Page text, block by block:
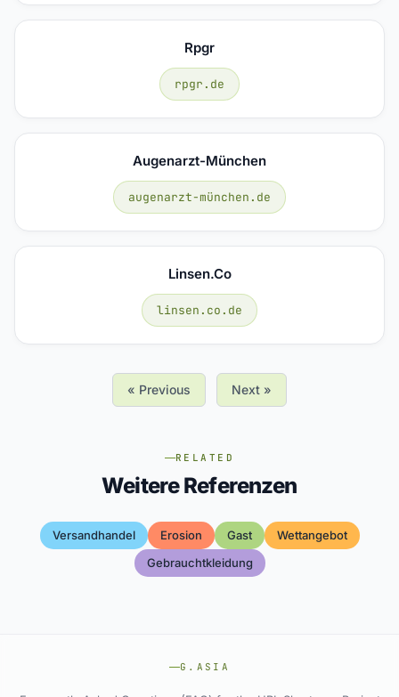
Rpgr
rpgr.de
Augenarzt-München
augenarzt-münchen.de
Linsen.co
linsen.co.de
« Previous Next »
RELATED
Weitere Referenzen
Versandhandel Erosion Gast
Wettangebot
Gebrauchtkleidung
G.ASIA